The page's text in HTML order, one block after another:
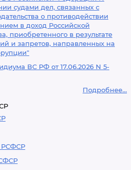
судами дел, связанных с
о противодействии
в доход Российской
приобретенного в результате
и запретов, направленных на
ВС РФ от 17.06.2026 N 5-
Подробнее...
РСФСР